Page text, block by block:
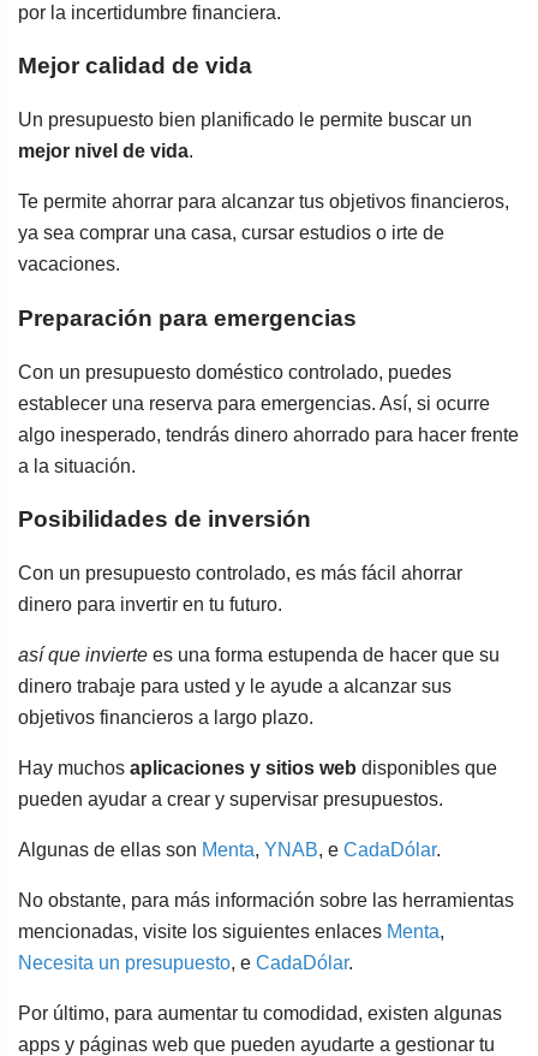
por la incertidumbre financiera.
Mejor calidad de vida
Un presupuesto bien planificado le permite buscar un
mejor nivel de vida.
Te permite ahorrar para alcanzar tus objetivos financieros,
ya sea comprar una casa, cursar estudios o irte de
vacaciones.
Preparación para emergencias
Con un presupuesto doméstico controlado, puedes
establecer una reserva para emergencias. Así, si ocurre
algo inesperado, tendrás dinero ahorrado para hacer frente
a la situación.
Posibilidades de inversión
Con un presupuesto controlado, es más fácil ahorrar
dinero para invertir en tu futuro.
así que invierte es una forma estupenda de hacer que su
dinero trabaje para usted y le ayude a alcanzar sus
objetivos financieros a largo plazo.
Hay muchos aplicaciones y sitios web disponibles que
pueden ayudar a crear y supervisar presupuestos.
Algunas de ellas son Menta, YNAB, e CadaDólar.
No obstante, para más información sobre las herramientas
mencionadas, visite los siguientes enlaces Menta,
Necesita un presupuesto, e CadaDólar.
Por último, para aumentar tu comodidad, existen algunas
apps y páginas web que pueden ayudarte a gestionar tu